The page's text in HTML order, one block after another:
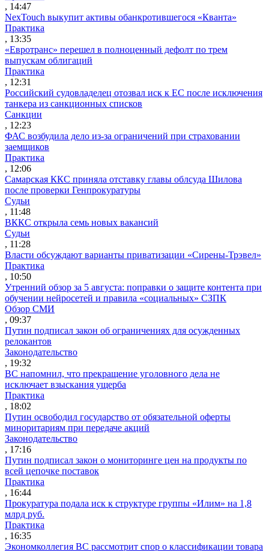
, 14:47
NexTouch выкупит активы обанкротившегося «Кванта»
Практика
, 13:35
«Евротранс» перешел в полноценный дефолт по трем
выпускам облигаций
Практика
, 12:31
Российский судовладелец отозвал иск к ЕС после исключения
танкера из санкционных списков
Санкции
, 12:23
ФАС возбудила дело из-за ограничений при страховании
заемщиков
Практика
, 12:06
Самарская ККС приняла отставку главы облсуда Шилова
после проверки Генпрокуратуры
Судьи
, 11:48
ВККС открыла семь новых вакансий
Судьи
, 11:28
Власти обсуждают варианты приватизации «Сирены-Трэвел»
Практика
, 10:50
Утренний обзор за 5 августа: поправки о защите контента при
обучении нейросетей и правила «социальных» СЗПК
Обзор СМИ
, 09:37
Путин подписал закон об ограничениях для осужденных
релокантов
Законодательство
, 19:32
ВС напомнил, что прекращение уголовного дела не
исключает взыскания ущерба
Практика
, 18:02
Путин освободил государство от обязательной оферты
миноритариям при передаче акций
Законодательство
, 17:16
Путин подписал закон о мониторинге цен на продукты по
всей цепочке поставок
Практика
, 16:44
Прокуратура подала иск к структуре группы «Илим» на 1,8
млрд руб.
Практика
, 16:35
Экономколлегия ВС рассмотрит спор о классификации товара